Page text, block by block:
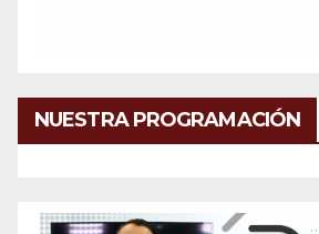
NUESTRA PROGRAMACIÓN